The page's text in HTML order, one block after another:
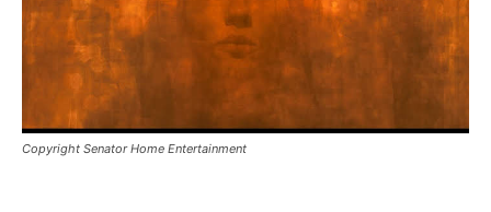
Copyright Senator Home Entertainment